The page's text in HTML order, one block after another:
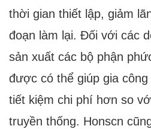
thời gian thiết lập, giảm
đoạn làm lại. Đối với các
sản xuất các bộ phận
được có thể giúp gia
tiết kiệm chi phí hơn so
truyền thống. Honscn